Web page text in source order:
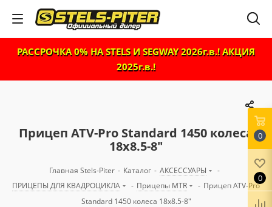
РАССРОЧКА 0% НА STELS И SEGWAY 2026г.в.! АКЦИЯ
2025г.в.!
Прицеп ATV-Pro Standard 1450 колеса
18x8.5-8"
Главная Stels-Piter - Каталог - АКСЕССУАРЫ
-
ПРИЦЕПЫ ДЛЯ КВАДРОЦИКЛА
- Прицепы MTR - Прицеп ATV-Pro
Standard 1450 колеса 18x8.5-8"
0
0